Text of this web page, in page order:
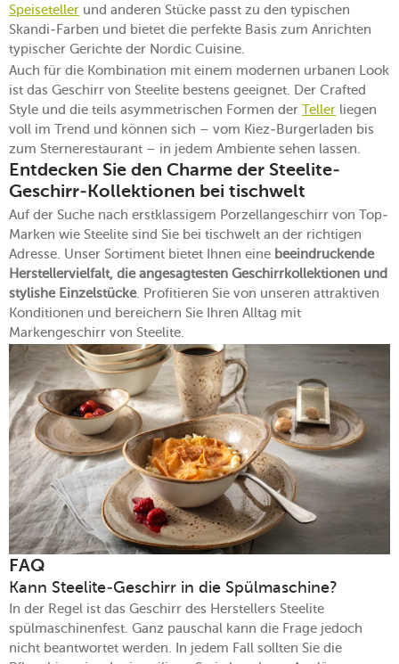
Speiseteller und anderen Stücke passt zu den typischen
Skandi-Farben und bietet die perfekte Basis zum Anrichten
typischer Gerichte der Nordic Cuisine.
Auch für die Kombination mit einem modernen urbanen Look
ist das Geschirr von Steelite bestens geeignet. Der Crafted
Style und die teils asymmetrischen Formen der Teller liegen
voll im Trend und können sich – vom Kiez-Burgerladen bis
zum Sternerestaurant – in jedem Ambiente sehen lassen.
Entdecken Sie den Charme der Steelite-
Geschirr-Kollektionen bei tischwelt
Auf der Suche nach erstklassigem Porzellangeschirr von Top-
Marken wie Steelite sind Sie bei tischwelt an der richtigen
Adresse. Unser Sortiment bietet Ihnen eine beeindruckende
Herstellervielfalt, die angesagtesten Geschirrkollektionen und
stylishe Einzelstücke. Profitieren Sie von unseren attraktiven
Konditionen und bereichern Sie Ihren Alltag mit
Markengeschirr von Steelite.
FAQ
Kann Steelite-Geschirr in die Spülmaschine?
In der Regel ist das Geschirr des Herstellers Steelite
spülmaschinenfest. Ganz pauschal kann die Frage jedoch
nicht beantwortet werden. In jedem Fall sollten Sie die